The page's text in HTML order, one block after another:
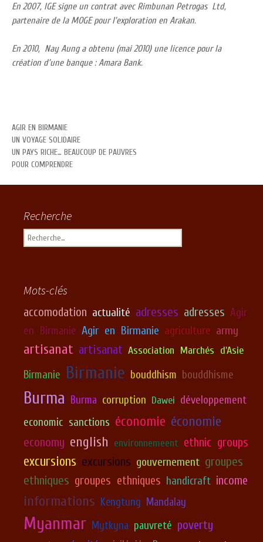
En 2007, IGE signe un contrat avec Rimbunan Petrogas Ltd,
partenaire de la MOGE pour l’exploration en Arakan.
En 2010, Nay Aung a obtenu (mai 2010) une licence pour la
création d’une banque : Amara Bank.
AGIR EN BIRMANIE
UN VOYAGE SOLIDAIRE
UN PAYS RICHE… BEAUCOUP DE PAUVRES
POUR COMPRENDRE
Recherche
Rechercher :
Mots-clés
accomodation actualité adresses adresses Agir
en Birmanie Agir en Birmanie agriculture army
artisanat artisanat Association Marchés d'Asie
Birmanie Birmanie bouddhism bouddhisme
Burma Burma corruption Dawei développement
economic sanctions économie économie
economy english environnemeent ethnic groups
excursions excursions gouvernement groupes
ethniques groupes ethniques handicraft income
informations Kengtung Mandalay
Myanmar Mytkyna pauvreté poverty